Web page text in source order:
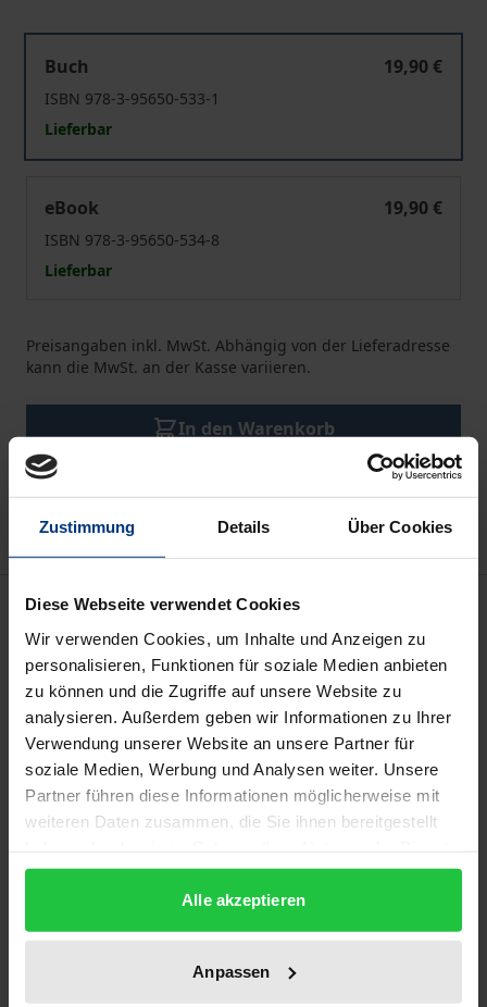
Zustimmung Details Über Cookies
Diese Webseite verwendet Cookies
Wir verwenden Cookies, um Inhalte und Anzeigen zu
personalisieren, Funktionen für soziale Medien anbieten
zu können und die Zugriffe auf unsere Website zu
analysieren. Außerdem geben wir Informationen zu Ihrer
Verwendung unserer Website an unsere Partner für
soziale Medien, Werbung und Analysen weiter. Unsere
Partner führen diese Informationen möglicherweise mit
weiteren Daten zusammen, die Sie ihnen bereitgestellt
gesammelt haben.
Alle akzeptieren
Anpassen
Buch
19,90 €
ISBN 978-3-95650-533-1
Lieferbar
eBook
19,90 €
ISBN 978-3-95650-534-8
Lieferbar
Preisangaben inkl. MwSt. Abhängig von der Lieferadresse
kann die MwSt. an der Kasse variieren.
In den Warenkorb
Zur Wunschliste hinzufügen
Hinweise zu Versandkosten
Beschreibung
Benötigt Künstliche Intelligenz eine Psyche? Wie
ändert KI unser Selbstverständnis? Warum stellt
keiner diese dringlichen Fragen, die bald unseren
Alltag bestimmen werden? - Die Erklärung liegt im
gesellschaftlichen Erkenntnisdefizit: Eigenmotiviert
forschende Gelehrte erhalten keine Aufmerksamkeit
Autoren sind Ausnahmen: Der lösungsorientierte
Universaldenker forscht auf dem Gebiet der
kybernetischen Erkenntnistheorie, der